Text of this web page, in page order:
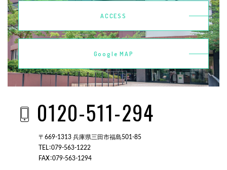
ACCESS
Google MAP
0120-511-294
〒669-1313 兵庫県三田市福島501-85
TEL：079-563-1222
FAX：079-563-1294